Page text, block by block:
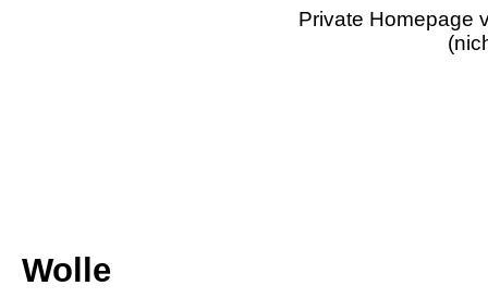
Private Homepage
Wolle